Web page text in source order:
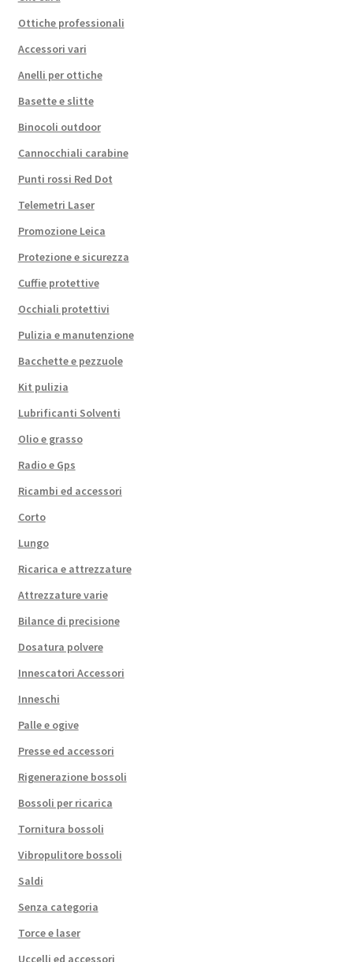
Ottiche professionali
Accessori vari
Anelli per ottiche
Basette e slitte
Binocoli outdoor
Cannocchiali carabine
Punti rossi Red Dot
Telemetri Laser
Promozione Leica
Protezione e sicurezza
Cuffie protettive
Occhiali protettivi
Pulizia e manutenzione
Bacchette e pezzuole
Kit pulizia
Lubrificanti Solventi
Olio e grasso
Radio e Gps
Ricambi ed accessori
Corto
Lungo
Ricarica e attrezzature
Attrezzature varie
Bilance di precisione
Dosatura polvere
Innescatori Accessori
Inneschi
Palle e ogive
Presse ed accessori
Rigenerazione bossoli
Bossoli per ricarica
Tornitura bossoli
Vibropulitore bossoli
Saldi
Senza categoria
Torce e laser